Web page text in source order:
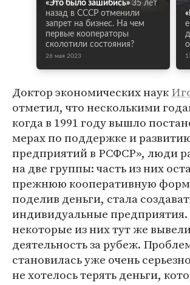
«Это было зашибись» 35 лет
назад в СССР отменили
запрет на бизнес. На чем
первые кооператоры
сколотили состояния?
26 мая 2023
Доктор экономических наук
отметил, что несколькими
когда в 1991 году вышло
мерах по поддержке и
предприятий в РСФСР», люди
на две группы: часть из них
прежнюю кооперативную
поделив деньги, стала
индивидуальные
некоторые из них тут же
деятельность за рубеж.
становилась уже очень
не хотелось терять деньги,